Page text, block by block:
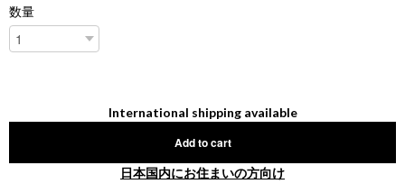
数量
International shipping available
Add to cart
日本国内にお住まいの方向け